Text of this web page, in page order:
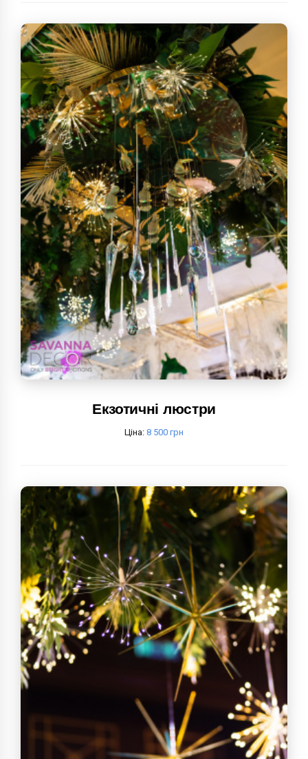
Екзотичні люстри
Ціна: 8 500 грн